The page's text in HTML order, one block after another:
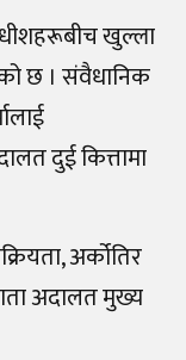
खुल्ला
छ । संवैधानिक
दुई कित्तामा
अर्कोतिर
अदालत मुख्य